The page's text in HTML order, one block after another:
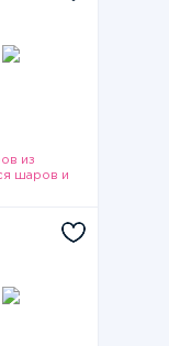
из
шаров и